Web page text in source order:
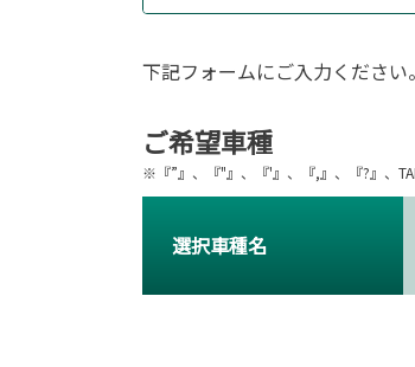
下記フォームにご入力ください。
ご希望車種
※『”』、『"』、『'』、『,』、『?』、
選択車種名